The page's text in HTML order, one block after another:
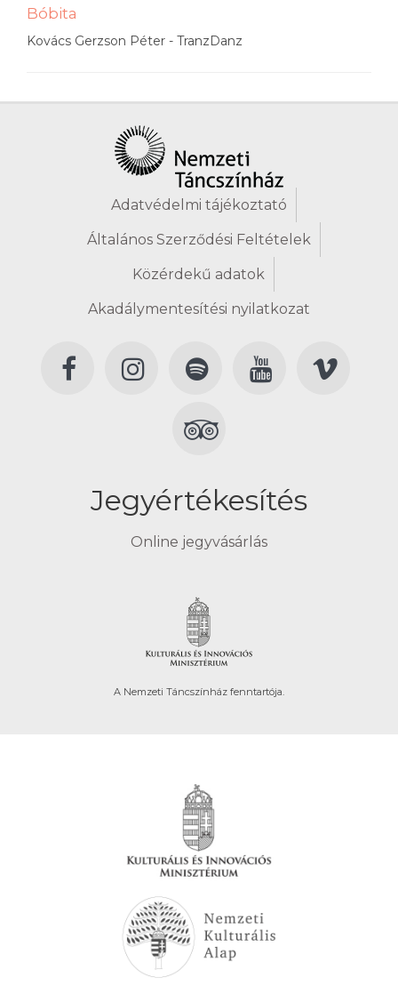
Bóbita
Kovács Gerzson Péter - TranzDanz
Adatvédelmi tájékoztató
Általános Szerződési Feltételek
Közérdekű adatok
Akadálymentesítési nyilatkozat
Jegyértékesítés
Online jegyvásárlás
A Nemzeti Táncszínház fenntartója.